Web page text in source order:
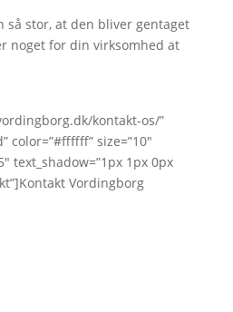
så stor, at den bliver gentaget
noget for din virksomhed at
kontakt-os/”
color=”#ffffff” size=”10″
text_shadow=”1px 1px 0px
Vordingborg